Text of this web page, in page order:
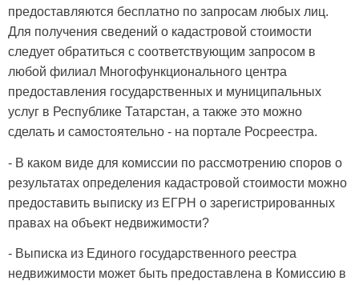
предоставляются бесплатно по запросам любых лиц.
Для получения сведений о кадастровой стоимости
следует обратиться с соответствующим запросом в
любой филиал Многофункционального центра
предоставления государственных и муниципальных
услуг в Республике Татарстан, а также это можно
сделать и самостоятельно - на портале Росреестра.
- В каком виде для комиссии по рассмотрению споров о
результатах определения кадастровой стоимости можно
предоставить выписку из ЕГРН о зарегистрированных
правах на объект недвижимости?
- Выписка из Единого государственного реестра
недвижимости может быть предоставлена в Комиссию в